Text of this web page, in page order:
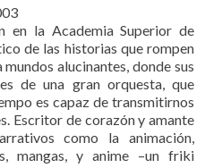
en la Academia Superior de
de las historias que rompen
alucinantes, donde sus
de una gran orquesta, que
es capaz de transmitirnos
Escritor de corazón y amante
como la animación,
mangas, y anime –un friki